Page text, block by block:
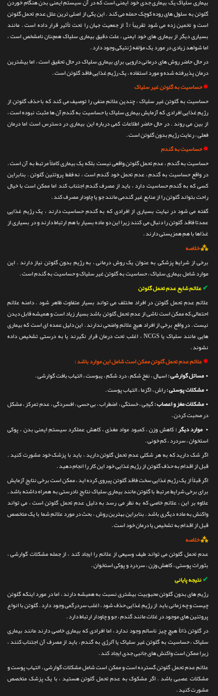
بیماری سلیاک یک بیماری جدی خود ایمنی است که در آن سیستم ایمنی بدن هنگام خوردن
گلوتن به سلول های روده کوچک حمله می کند . این یکی از اصلی ترین علل عدم تحمل گلوتن
است و تخمین زده می شود تقریباً %1 از جمعیت جهان را تحت تأثیر قرار داده است . مانند
بسیاری دیگر از بیماری های خود ایمنی ، علت دقیق بیماری سلیاک همچنان نامشخص است ،
اما شواهد زیادی در مورد یک مؤلفه ژنتیکی وجود دارد .
در حال حاضر روش های درمانی دارویی برای بیماری سلیاک در حال تحقیق است ، اما بیشترین
درمان پذیرفته شده و مورد استفاده ، یک رژیم غذایی فاقد گلوتن است .
✵حساسیت به گلوتن غیر سلیاک
حساسیت به گلوتن غیر سلیاک ، چندین علائم منفی را توصیف می کند که با حذف گلوتن از
رژیم غذایی افرادی که آزمایش بیماری سلیاک یا حساسیت به گندم آن ها مثبت نبوده است ،
از بین می روند . در حال حاضر اطلاعات کمی درباره این بیماری در دسترس است اما درمان
فعلی ، رعایت رژیم بدون گلوتن است .
✵حساسیت به گندم
حساسیت به گندم ، عدم تحمل گلوتن واقعی نیست بلکه یک بیماری کاملاً مرتبط به آن است .
در واقع حساسیت به گندم ، عدم تحمل خود گندم است ، نه فقط پروتئین گلوتن . بنابراین
کسی که به گندم حساسیت دارد ، باید از مصرف گندم اجتناب کند اما ممکن است با خیال
راحت بتواند گلوتن را از منابع غیر گندمی مانند جو یا چاودار مصرف کند .
گفته می شود در نهایت بسیاری از افرادی که به گندم حساسیت دارند ، یک رژیم غذایی
عمدتا فاقد گلوتن را دنبال می کنند زیرا این دو ماده بسیار با هم ارتباط دارند و در بسیاری از
غذاها با هم همزیستی دارند .
⁂خلاصه
برخی از شرایط پزشکی به عنوان یک روش درمانی ، به رژیم بدون گلوتن نیاز دارند . این
موارد شامل بیماری سلیاک ، حساسیت به گلوتن غیر سلیاک و حساسیت به گندم است .
✔علائم شایع عدم تحمل گلوتن
علائم عدم تحمل گلوتن در افراد مختلف می تواند بسیار متفاوت ظاهر شود . دامنه علائم
احتمالی که ممکن است ناشی از عدم تحمل گلوتن باشد بسیار زیاد است و همیشه قابل دیدن
نیست . در واقع برخی از افراد هیچ علائم واضحی ندارند . این دلیل عمده ای است که بیماری
هایی مانند سلیاک یا NCGS ، اغلب تحت درمان قرار نگیرند یا به درستی تشخیص داده
نشوند .
✵علائم عدم تحمل گلوتن ممکن است شامل این موارد باشد :
•مسائل گوارشی :اسهال ، نفخ شکم ، درد شکم ، یبوست ، التهاب بافت گوارشی .
•مشکلات پوستی :راش ، اگزما ، التهاب پوست .
•مشکلات مغز و اعصاب :گیجی ، خستگی ، اضطراب ، بی حسی ، افسردگی ، عدم تمرکز ، مشکل
در صحبت کردن .
•موارد دیگر :کاهش وزن ، کمبود مواد مغذی ، کاهش عملکرد سیستم ایمنی بدن ، پوکی
استخوان ، سردرد ، کم خونی .
اگر شک دارید که به هر شکلی عدم تحمل گلوتن دارید ، باید با پزشک خود مشورت کنید .
قبل از اقدام به حذف گلوتن از رژیم غذایی خود این کار را انجام دهید .
اگر قبلاً از یک رژیم غذایی سخت فاقد گلوتن پیروی کرده اید ، ممکن است برخی نتایج آزمایش
برای برخی شرایط مرتبط با گلوتن مانند بیماری سلیاک نتایج نادرستی به همراه داشته باشد .
علاوه بر این ، علائم خاصی که به نظر می رسد به دلیل عدم تحمل گلوتن است ، می تواند
واکنش به ماده دیگری باشد . بنابراین بهترین روش ، بحث در مورد علائم شما با یک متخصص
قبل از اقدام به تشخیص یا درمان خود است .
⁂خلاصه
عدم تحمل گلوتن می تواند طیف وسیعی از علائم را ایجاد کند ، از جمله مشکلات گوارشی ،
بثورات پوستی ، کاهش وزن ، سردرد و پوکی استخوان .
✔نتیجه پایانی
رژیم های بدون گلوتن محبوبیت بیشتری نسبت به همیشه دارند ، اما در مورد اینکه گلوتن
چیست و چه زمانی باید از رژیم غذایی حذف شود ، اغلب سردرگمی وجود دارد . گلوتن با انواع
پروتئین های موجود در غلات مانند گندم ، جو و چاودار ارتباط دارد .
در گلوتن ذاتاً هیچ چیز ناسالم وجود ندارد ، اما افرادی که بیماری خاصی دارند مانند بیماری
سلیاک ، حساسیت به گلوتن غیر سلیاک یا آلرژی به گندم ، باید از مصرف آن اجتناب کنند ،
زیرا ممکن است واکنش های جانبی جدی ایجاد کند .
علائم عدم تحمل گلوتن گسترده است و ممکن است شامل مشکلات گوارشی ، التهاب پوست و
مشکلات عصبی باشد . اگر مشکوک به عدم تحمل گلوتن هستید ، با یک پزشک متخصص
مشورت کنید .